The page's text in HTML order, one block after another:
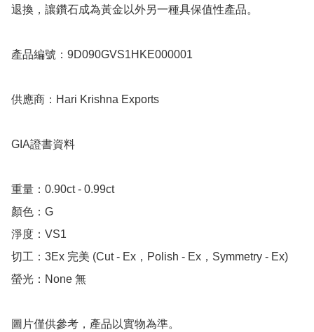
退換，讓鑽石成為黃金以外另一種具保值性產品。
產品編號：9D090GVS1HKE000001
供應商：Hari Krishna Exports
GIA證書資料
重量：0.90ct - 0.99ct
顏色：G
淨度：VS1
切工：3Ex 完美 (Cut - Ex，Polish - Ex，Symmetry - Ex)
螢光：None 無
圖片僅供參考，產品以實物為準。